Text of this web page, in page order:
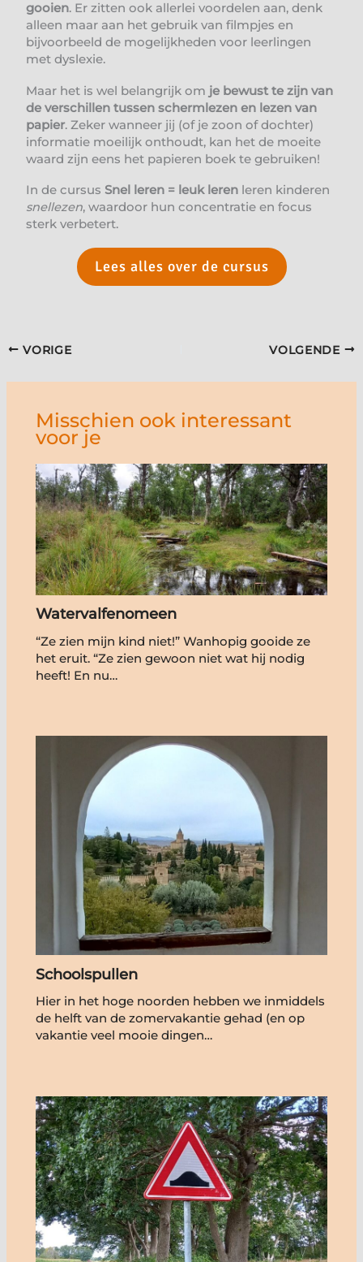
gooien. Er zitten ook allerlei voordelen aan, denk
alleen maar aan het gebruik van filmpjes en
bijvoorbeeld de mogelijkheden voor leerlingen
met dyslexie.
Maar het is wel belangrijk om je bewust te zijn van
de verschillen tussen schermlezen en lezen van
papier. Zeker wanneer jij (of je zoon of dochter)
informatie moeilijk onthoudt, kan het de moeite
waard zijn eens het papieren boek te gebruiken!
In de cursus Snel leren = leuk leren leren kinderen
snellezen, waardoor hun concentratie en focus
sterk verbetert.
Lees alles over de cursus
VORIGE VOLGENDE
Misschien ook interessant
voor je
Watervalfenomeen
“Ze zien mijn kind niet!” Wanhopig gooide ze
het eruit. “Ze zien gewoon niet wat hij nodig
heeft! En nu…
Schoolspullen
Hier in het hoge noorden hebben we inmiddels
de helft van de zomervakantie gehad (en op
vakantie veel mooie dingen…